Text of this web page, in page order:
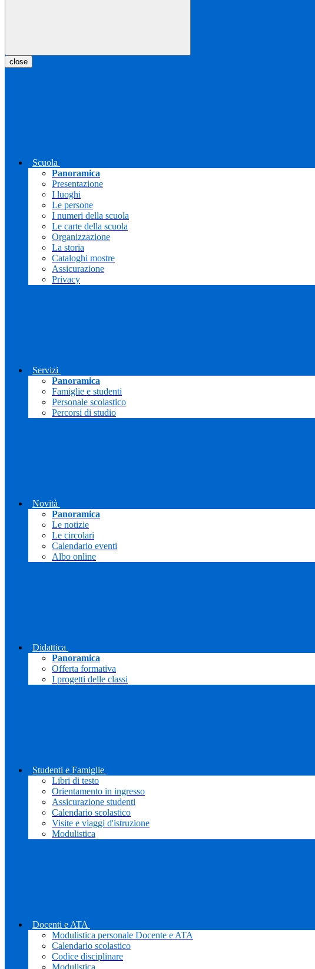
close
Scuola
Panoramica
Presentazione
I luoghi
Le persone
I numeri della scuola
Le carte della scuola
Organizzazione
La storia
Cataloghi mostre
Assicurazione
Privacy
Servizi
Panoramica
Famiglie e studenti
Personale scolastico
Percorsi di studio
Novità
Panoramica
Le notizie
Le circolari
Calendario eventi
Albo online
Didattica
Panoramica
Offerta formativa
I progetti delle classi
Studenti e Famiglie
Libri di testo
Orientamento in ingresso
Assicurazione studenti
Calendario scolastico
Visite e viaggi d'istruzione
Modulistica
Docenti e ATA
Modulistica personale Docente e ATA
Calendario scolastico
Codice disciplinare